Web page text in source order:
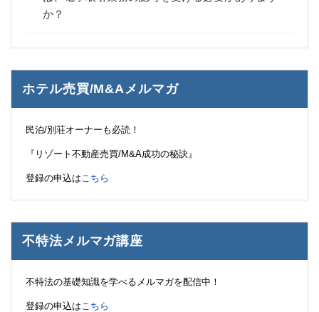
か？
ホテル売買/M&Aメルマガ
民泊/別荘オーナーも必読！
『リゾート不動産売買/M&A成功の秘訣』
登録の申込は こちら
不特法メルマガ講座
不特法の基礎知識を学べるメルマガを配信中！
登録の申込は こちら